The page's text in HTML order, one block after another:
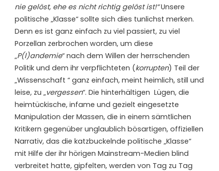
nie gelöst, ehe es nicht richtig gelöst ist!“Unsere
politische „Klasse“ sollte sich dies tunlichst merken.
Denn es ist ganz einfach zu viel passiert, zu viel
Porzellan zerbrochen worden, um diese
„P(l)andemie“ nach dem Willen der herrschenden
Politik und dem ihr verpflichteten (korrupten) Teil der
„Wissenschaft “ ganz einfach, meint heimlich, still und
leise, zu „vergessen“. Die hinterhältigen Lügen, die
heimtückische, infame und gezielt eingesetzte
Manipulation der Massen, die in einem sämtlichen
Kritikern gegenüber unglaublich bösartigen, offiziellen
Narrativ, das die katzbuckelnde politische „Klasse“
mit Hilfe der ihr hörigen Mainstream-Medien blind
verbreitet hatte, gipfelten, werden von Tag zu Tag